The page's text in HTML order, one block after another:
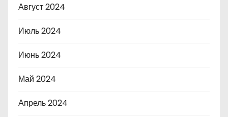
Август 2024
Июль 2024
Июнь 2024
Май 2024
Апрель 2024